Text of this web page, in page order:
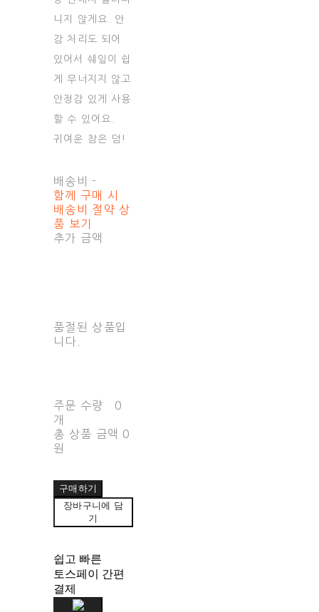
니지 않게요. 안
감 처리도 되어
있어서 쉐잎이 쉽
게 무너지지 않고
안정감 있게 사용
할 수 있어요.
귀여운 참은 덤!
배송비 -
함께 구매 시
배송비 절약 상
품 보기
추가 금액
품절된 상품입
니다.
주문 수량
0
개
총 상품 금액 0
원
구매하기
장바구니에 담
기
쉽고 빠른
토스페이 간편
결제